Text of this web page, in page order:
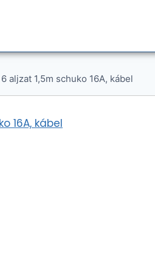
aljzat 1,5m schuko 16A, kábel